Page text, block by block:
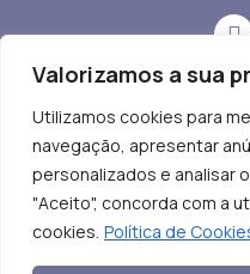
Valorizamos a sua
Utilizamos cookies para
navegação, apresentar
personalizados e analisar
"Aceito", concorda com a
cookies. Política de
Av. Miguel
2º Dto,
©
Todos os